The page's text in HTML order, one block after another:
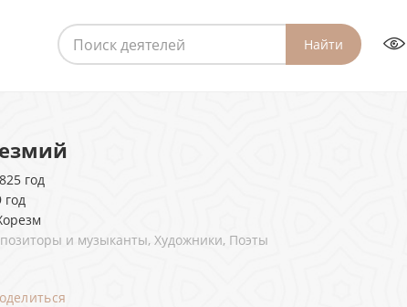
Найти
год
год
и музыканты, Художники, Поэты